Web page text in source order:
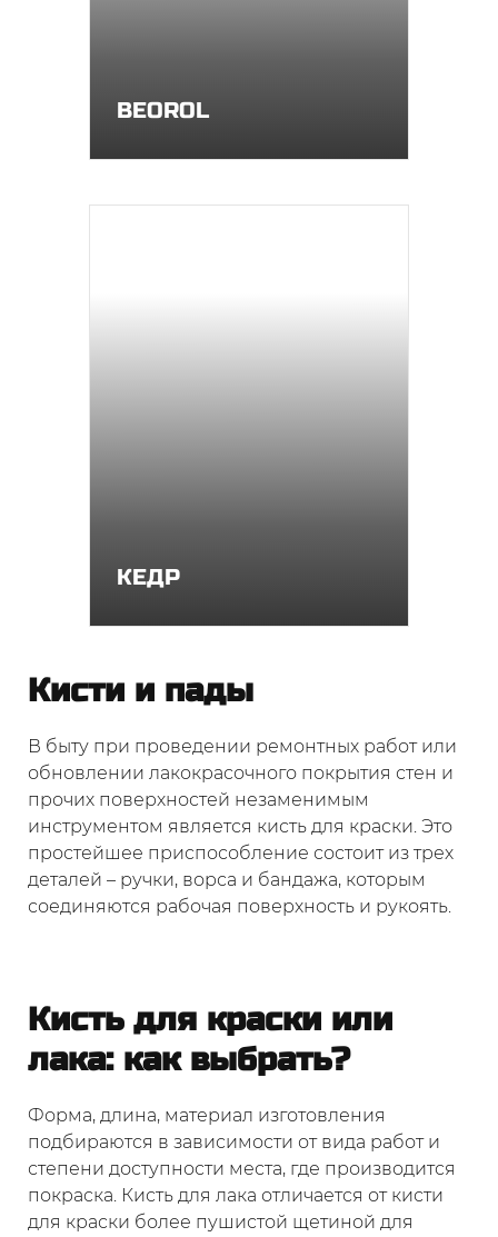
BEOROL
КЕДР
Кисти и пады
В быту при проведении ремонтных работ или
обновлении лакокрасочного покрытия стен и
прочих поверхностей незаменимым
инструментом является кисть для краски. Это
простейшее приспособление состоит из трех
деталей – ручки, ворса и бандажа, которым
соединяются рабочая поверхность и рукоять.
Кисть для краски или
лака: как выбрать?
Форма, длина, материал изготовления
подбираются в зависимости от вида работ и
степени доступности места, где производится
покраска. Кисть для лака отличается от кисти
для краски более пушистой щетиной для